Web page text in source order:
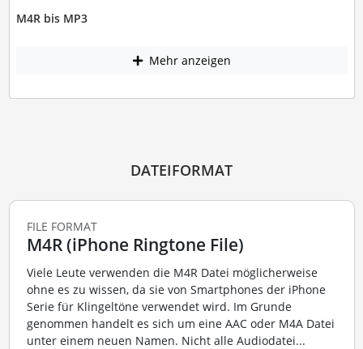
M4R bis MP3
Mehr anzeigen
DATEIFORMAT
FILE FORMAT
M4R (iPhone Ringtone File)
Viele Leute verwenden die M4R Datei möglicherweise
ohne es zu wissen, da sie von Smartphones der iPhone
Serie für Klingeltöne verwendet wird. Im Grunde
genommen handelt es sich um eine AAC oder M4A Datei
unter einem neuen Namen. Nicht alle Audiodatei...